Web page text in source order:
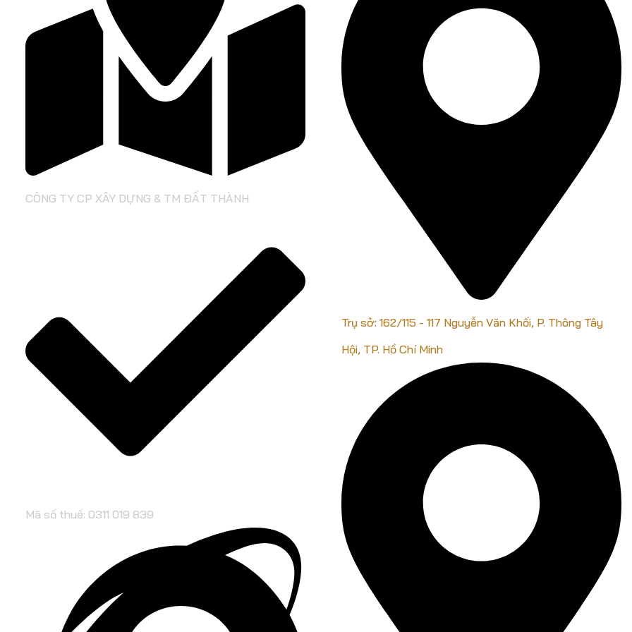
CÔNG TY CP XÂY DỰNG & TM ĐẤT THÀNH
Mã số thuế: 0311 019 839
Trụ sở: 162/115 - 117 Nguyễn Văn Khối, P. Thông Tây
Hội, TP. Hồ Chí Minh